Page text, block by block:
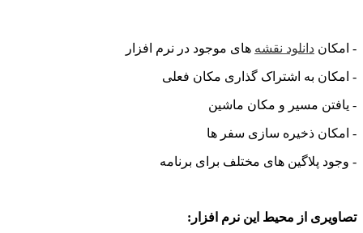
دانلود نقشههای موجود در نرم افزار
به اشتراک گذاری مکان فعلی
مسیر و مکان ماشین
ذخیره سازی سفر ها
پلاگین های مختلف برای برنامه
از محیط این نرم افزار: